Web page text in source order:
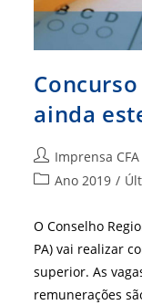
ainda
Autor
do
Imprensa CFA
Categoria
post:
Ano 2019 /
O Conselho
PA) vai realizar
superior. As
remunerações